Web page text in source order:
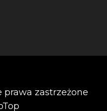
prawa zastrzeżone